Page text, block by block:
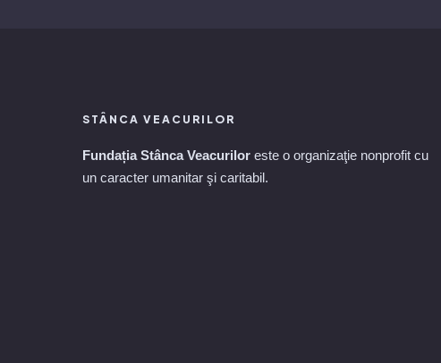
STÂNCA VEACURILOR
Fundația Stânca Veacurilor este o organizaţie nonprofit cu
un caracter umanitar şi caritabil.